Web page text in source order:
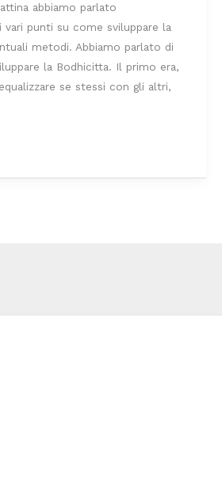
abbiamo parlato
punti su come sviluppare la
metodi. Abbiamo parlato di
la Bodhicitta. Il primo era,
se stessi con gli altri,